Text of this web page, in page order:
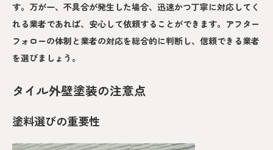
す。万が一、不具合が発生した場合、迅速かつ丁寧に対応してく
れる業者であれば、安心して依頼することができます。アフター
フォローの体制と業者の対応を総合的に判断し、信頼できる業者
を選びましょう。
タイル外壁塗装の注意点
塗料選びの重要性